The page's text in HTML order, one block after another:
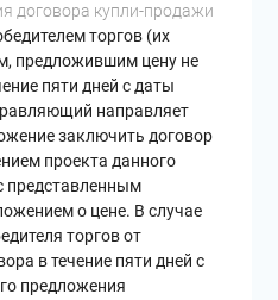
договора купли-продажи
торгов (их
предложившим цену не
пяти дней с даты
направляет
заключить договор
проекта данного
представленным
о цене. В случае
торгов от
в течение пяти дней с
предложения